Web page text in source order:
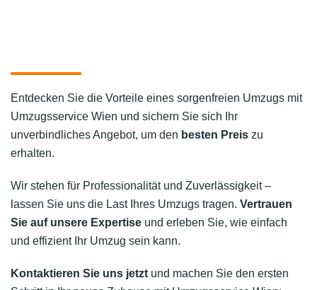
Entdecken Sie die Vorteile eines sorgenfreien Umzugs mit
Umzugsservice Wien und sichern Sie sich Ihr
unverbindliches Angebot, um den besten Preis zu
erhalten.
Wir stehen für Professionalität und Zuverlässigkeit –
lassen Sie uns die Last Ihres Umzugs tragen. Vertrauen
Sie auf unsere Expertise und erleben Sie, wie einfach
und effizient Ihr Umzug sein kann.
Kontaktieren Sie uns jetzt und machen Sie den ersten